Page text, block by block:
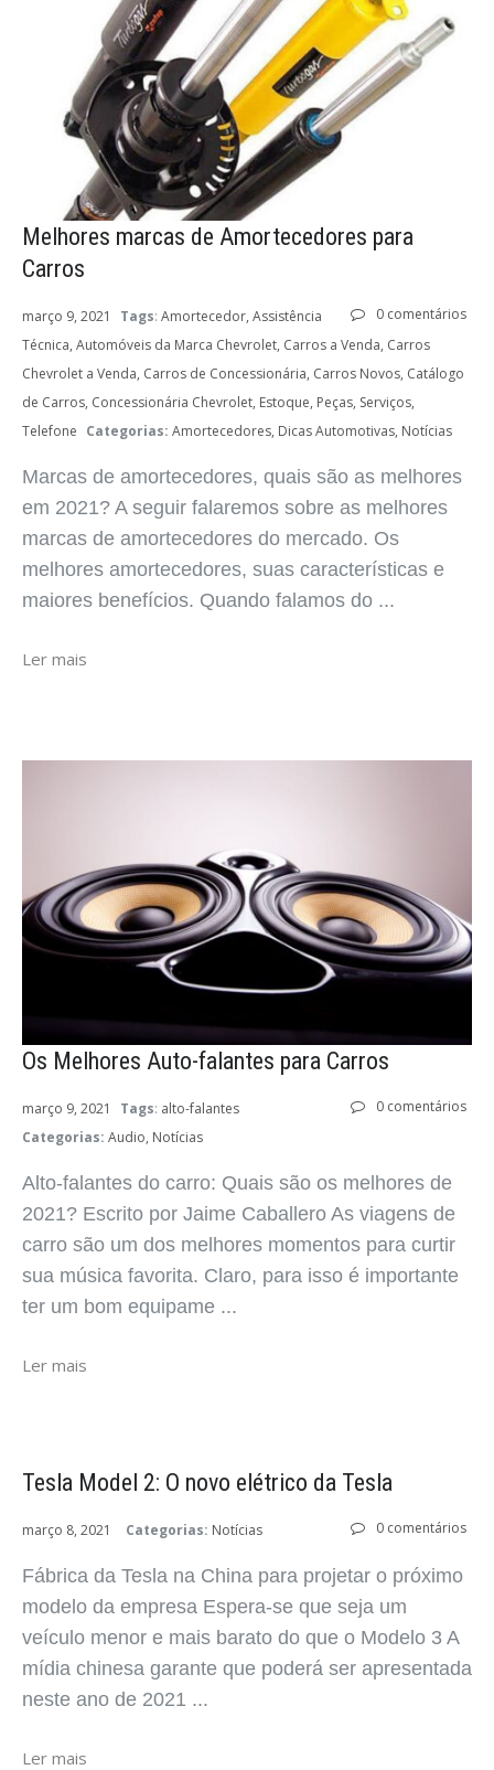
Melhores marcas de Amortecedores para
Carros
0 comentários
março 9, 2021 Tags: Amortecedor Assistência
Técnica Automóveis da Marca Chevrolet Carros a Venda Carros
Chevrolet a Venda Carros de Concessionária Carros Novos Catálogo
de Carros Concessionária Chevrolet Estoque Peças Serviços
Telefone Categorias: Amortecedores Dicas Automotivas Notícias
Marcas de amortecedores, quais são as melhores
em 2021? A seguir falaremos sobre as melhores
marcas de amortecedores do mercado. Os
melhores amortecedores, suas características e
maiores benefícios. Quando falamos do ...
Ler mais
Os Melhores Auto-falantes para Carros
0 comentários
março 9, 2021 Tags: alto-falantes
Categorias: Audio Notícias
Alto-falantes do carro: Quais são os melhores de
2021? Escrito por Jaime Caballero As viagens de
carro são um dos melhores momentos para curtir
sua música favorita. Claro, para isso é importante
ter um bom equipame ...
Ler mais
Tesla Model 2: O novo elétrico da Tesla
0 comentários
março 8, 2021 Categorias: Notícias
Fábrica da Tesla na China para projetar o próximo
modelo da empresa Espera-se que seja um
veículo menor e mais barato do que o Modelo 3 A
mídia chinesa garante que poderá ser apresentada
neste ano de 2021 ...
Ler mais